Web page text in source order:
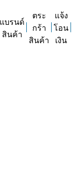
แบรนด์
สินค้า
ตระ
กร้า
สินค้า
แจ้ง
โอน
เงิน